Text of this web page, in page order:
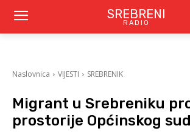
SREBRENI
RADIO
Naslovnica VIJESTI SREBRENIK
Migrant u Srebreniku
prostorije Općinskog